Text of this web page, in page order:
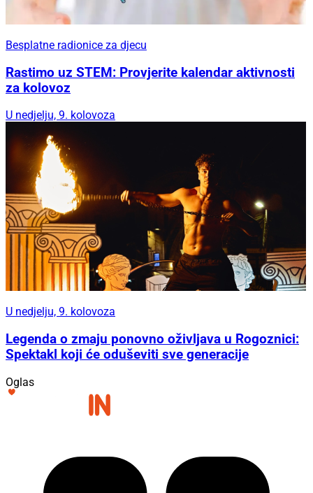
Besplatne radionice za djecu
Rastimo uz STEM: Provjerite kalendar aktivnosti
za kolovoz
U nedjelju, 9. kolovoza
U nedjelju, 9. kolovoza
Legenda o zmaju ponovno oživljava u Rogoznici:
Spektakl koji će oduševiti sve generacije
Oglas